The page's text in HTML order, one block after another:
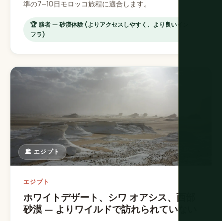
準の7–10日モロッコ旅程に適合します。
🏆 勝者 — 砂漠体験 (よりアクセスしやすく、より良いイン
フラ)
🏛️ エジプト
エジプト
ホワイトデザート、シワ オアシス、西部
砂漠 — よりワイルドで訪れられていない